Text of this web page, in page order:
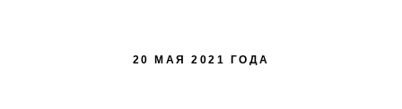
20 МАЯ 2021 ГОДА